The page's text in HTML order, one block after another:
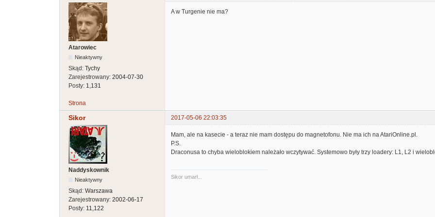
Atarowiec
Nieaktywny
Skąd: Tychy
Zarejestrowany: 2004-07-30
Posty: 1,131
A w Turgenie nie ma?
Strona
Sikor 2017-05-06 22:03:35
Naddyskownik
Nieaktywny
Skąd: Warszawa
Zarejestrowany: 2002-06-17
Posty: 11,122
Mam, ale na kasecie - a teraz nie mam dostępu do magnetofonu. Nie ma ich na AtariOnline.pl.
P.S.
Draconusa to chyba wieloblokiem należało wczytywać. Systemowo były trzy loadery: L1, L2 i
Sikor umarł...